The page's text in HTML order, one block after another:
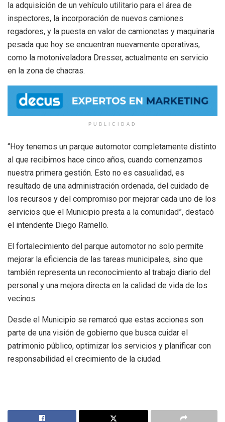
la adquisición de un vehículo utilitario para el área de
inspectores, la incorporación de nuevos camiones
regadores, y la puesta en valor de camionetas y maquinaria
pesada que hoy se encuentran nuevamente operativas,
como la motoniveladora Dresser, actualmente en servicio
en la zona de chacras.
PUBLICIDAD
“Hoy tenemos un parque automotor completamente distinto
al que recibimos hace cinco años, cuando comenzamos
nuestra primera gestión. Esto no es casualidad, es
resultado de una administración ordenada, del cuidado de
los recursos y del compromiso por mejorar cada uno de los
servicios que el Municipio presta a la comunidad”, destacó
el intendente Diego Ramello.
El fortalecimiento del parque automotor no solo permite
mejorar la eficiencia de las tareas municipales, sino que
también representa un reconocimiento al trabajo diario del
personal y una mejora directa en la calidad de vida de los
vecinos.
Desde el Municipio se remarcó que estas acciones son
parte de una visión de gobierno que busca cuidar el
patrimonio público, optimizar los servicios y planificar con
responsabilidad el crecimiento de la ciudad.